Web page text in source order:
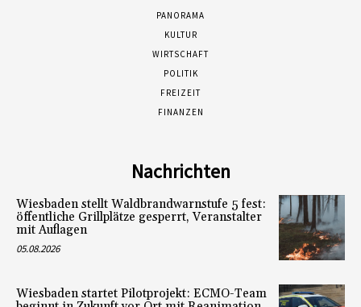
PANORAMA
KULTUR
WIRTSCHAFT
POLITIK
FREIZEIT
FINANZEN
Nachrichten
Wiesbaden stellt Waldbrandwarnstufe 5 fest:
öffentliche Grillplätze gesperrt, Veranstalter
mit Auflagen
05.08.2026
Wiesbaden startet Pilotprojekt: ECMO-Team